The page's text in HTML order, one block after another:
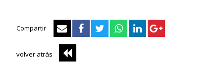
Compartir
volver atrás